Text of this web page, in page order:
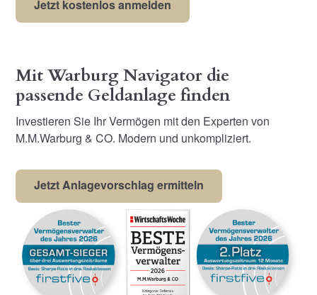
Mit Warburg Navigator die
passende Geldanlage finden
Investieren Sie Ihr Vermögen mit den Experten von
M.M.Warburg & CO. Modern und unkompliziert.
Jetzt Anlagevorschlag ermitteln